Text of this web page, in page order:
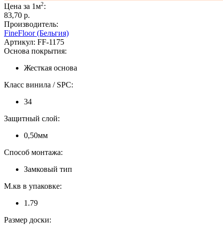
Цена за 1м2:
83,70 p.
Производитель:
FineFloor (Бельгия)
Артикул: FF-1175
Основа покрытия:
Жесткая основа
Класс винила / SPC:
34
Защитный слой:
0,50мм
Способ монтажа:
Замковый тип
М.кв в упаковке:
1.79
Размер доски: